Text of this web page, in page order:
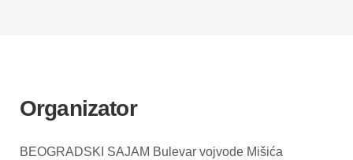
Organizator
BEOGRADSKI SAJAM Bulevar vojvode Mišića